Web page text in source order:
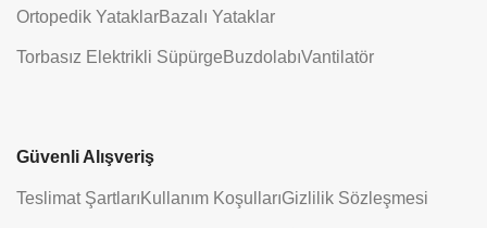
Ortopedik YataklarBazalı Yataklar
Torbasız Elektrikli SüpürgeBuzdolabıVantilatör
Güvenli Alışveriş
Teslimat ŞartlarıKullanım KoşullarıGizlilik Sözleşmesi